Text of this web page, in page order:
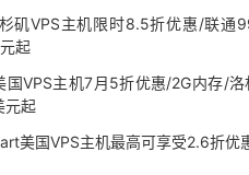
矶VPS主机限时8.5折优惠/联通
起
国VPS主机7月5折优惠/2G内存/洛
元起
美国VPS主机最高可享受2.6折优